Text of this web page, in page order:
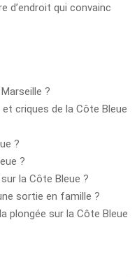
d’endroit qui convainc
?
criques de la Côte Bleue
?
?
la Côte Bleue ?
sortie en famille ?
plongée sur la Côte Bleue